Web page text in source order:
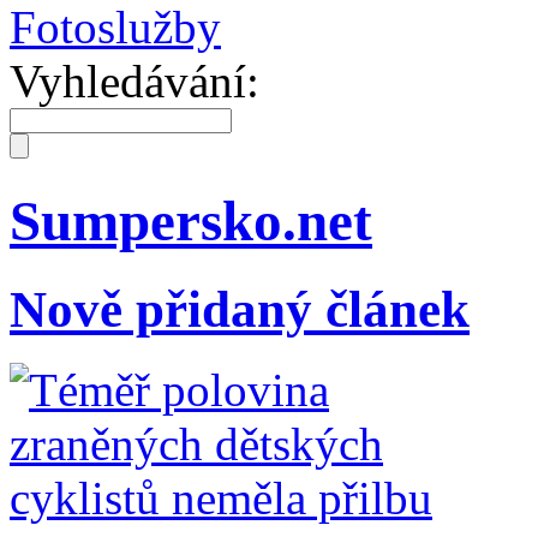
Fotoslužby
Vyhledávání:
Sumpersko.net
Nově přidaný článek